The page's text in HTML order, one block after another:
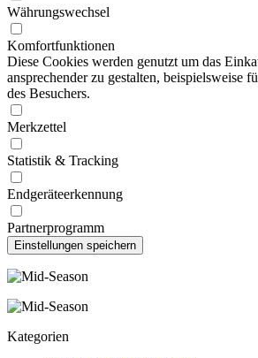
Währungswechsel
Komfortfunktionen
Diese Cookies werden genutzt um das
ansprechender zu gestalten, beispielsweise
des Besuchers.
Merkzettel
Statistik & Tracking
Endgeräteerkennung
Partnerprogramm
Kategorien